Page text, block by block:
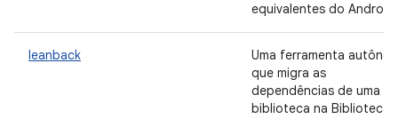
equivalentes do
leanback
Uma ferramenta
que migra as
dependências de uma
biblioteca na Biblioteca